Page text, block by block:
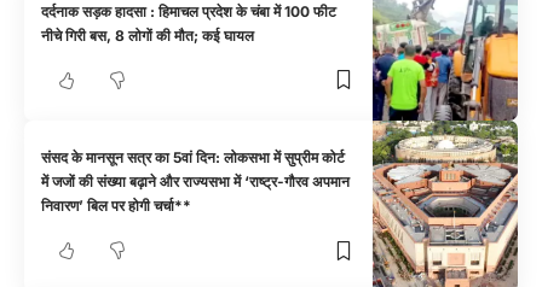
दर्दनाक सड़क हादसा : हिमाचल प्रदेश के चंबा में 100 फीट
नीचे गिरी बस, 8 लोगों की मौत; कई घायल
संसद के मानसून सत्र का 5वां दिन: लोकसभा में सुप्रीम कोर्ट
में जजों की संख्या बढ़ाने और राज्यसभा में ‘राष्ट्र-गौरव अपमान
निवारण’ बिल पर होगी चर्चा**